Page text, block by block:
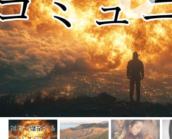
CAMPFIRE for Social Good